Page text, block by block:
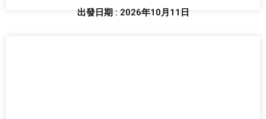
出發日期 : 2026年10月11日